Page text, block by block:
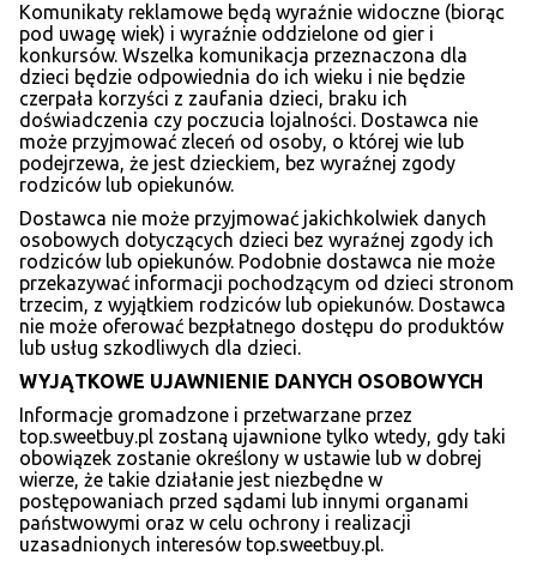
Komunikaty reklamowe będą wyraźnie widoczne (biorąc
pod uwagę wiek) i wyraźnie oddzielone od gier i
konkursów. Wszelka komunikacja przeznaczona dla
dzieci będzie odpowiednia do ich wieku i nie będzie
czerpała korzyści z zaufania dzieci, braku ich
doświadczenia czy poczucia lojalności. Dostawca nie
może przyjmować zleceń od osoby, o której wie lub
podejrzewa, że jest dzieckiem, bez wyraźnej zgody
rodziców lub opiekunów.
Dostawca nie może przyjmować jakichkolwiek danych
osobowych dotyczących dzieci bez wyraźnej zgody ich
rodziców lub opiekunów. Podobnie dostawca nie może
przekazywać informacji pochodzącym od dzieci stronom
trzecim, z wyjątkiem rodziców lub opiekunów. Dostawca
nie może oferować bezpłatnego dostępu do produktów
lub usług szkodliwych dla dzieci.
WYJĄTKOWE UJAWNIENIE DANYCH OSOBOWYCH
Informacje gromadzone i przetwarzane przez
top.sweetbuy.pl zostaną ujawnione tylko wtedy, gdy taki
obowiązek zostanie określony w ustawie lub w dobrej
wierze, że takie działanie jest niezbędne w
postępowaniach przed sądami lub innymi organami
państwowymi oraz w celu ochrony i realizacji
uzasadnionych interesów top.sweetbuy.pl.